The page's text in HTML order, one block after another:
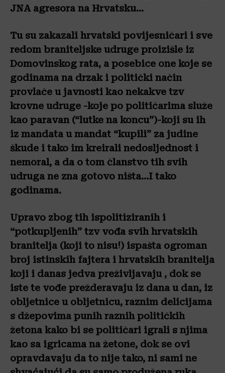
JNA agresora na Hrvatsku…
Tu su zakazali hrvatski povijesničari i sve
redom braniteljske udruge proizišle iz
Domovinskog rata, a posebice one koje se
godinama na drzak i politički način
provlače u javnosti kao nekakve tzv
krovne udruge -koje po političarima služe
kao paravan (“lutke na koncu”)-koji su ih
iz mandata u mandat “kupili” za judine
škude i tako im kreirali nedosljednost i
nemoral, a da o tom članstvo tih svih
udruga ne zna gotovo ništa…I tako
godinama.
Upravo zbog tih ispolitiziranih i
“potkupljenih” tzv vođa svih hrvatskih
branitelja (koji to nisu!) ispašta ogroman
broj istinskih fajtera i hrvatskih branitelja
koji i danas jedva preživljavaju , dok se
iste te vođe prežderavaju iz dana u dan, iz
obljetnice u obljetnicu, raznim delicijama
s džepovima punih raznih političkih
žetona kako bi se političari igrali s njima
kao sa igricama na žetone, dok se ovi
opravdavaju da to nije tako, ni sami ne